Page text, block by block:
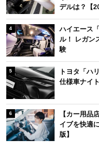
デルは？【
4
ハイエース
ル！ レガン
験
5
トヨタ「ハ
仕様車ナイ
6
【カー用品
イブを快適
版】